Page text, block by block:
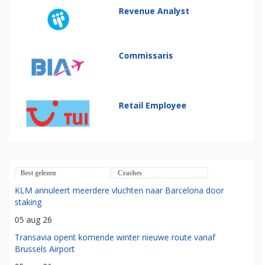
Revenue Analyst
Commissaris
Retail Employee
Best gelezen Crashes
KLM annuleert meerdere vluchten naar Barcelona door
staking
05 aug 26
Transavia opent komende winter nieuwe route vanaf
Brussels Airport